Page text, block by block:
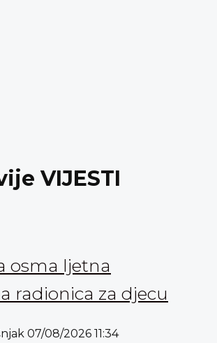
VIJESTI
osma ljetna
radionica za djecu
07/08/2026 11:34